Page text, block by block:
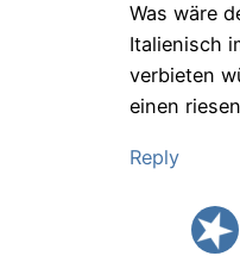
Was wäre
Italienisch
verbieten
einen
Reply